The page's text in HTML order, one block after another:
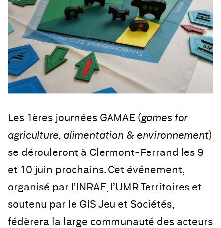
Les 1ères journées GAMAE (games for
agriculture, alimentation & environnement)
se dérouleront à Clermont-Ferrand les 9
et 10 juin prochains. Cet événement,
organisé par l’INRAE, l’UMR Territoires et
soutenu par le GIS Jeu et Sociétés,
fédèrera la large communauté des acteurs